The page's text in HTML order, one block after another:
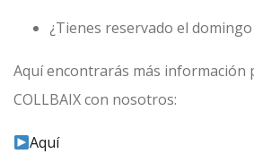
¿Tienes reservado el
Aquí encontrarás más información
COLLBAIX con nosotros:
Aquí